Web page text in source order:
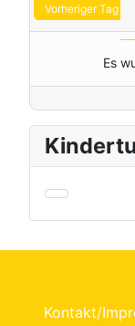
Vorheriger Tag
Es
Kontakt/